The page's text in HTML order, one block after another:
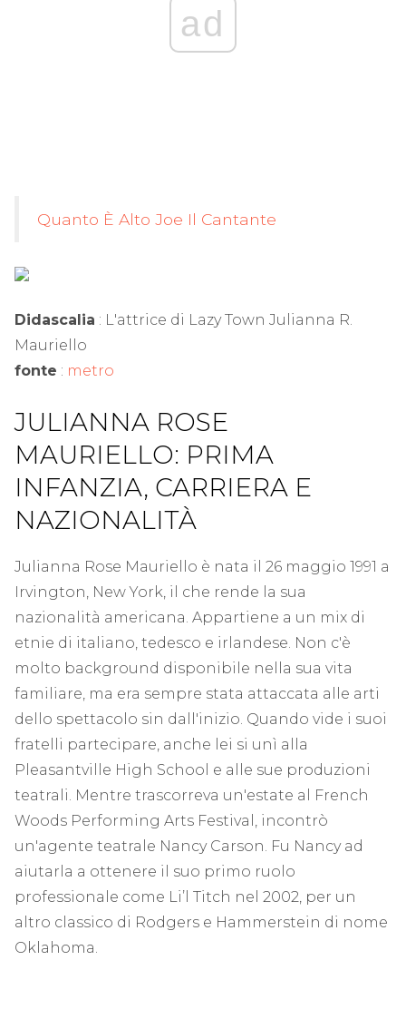
ad
Quanto È Alto Joe Il Cantante
Didascalia : L'attrice di Lazy Town Julianna R.
Mauriello
fonte : metro
JULIANNA ROSE
MAURIELLO: PRIMA
INFANZIA, CARRIERA E
NAZIONALITÀ
Julianna Rose Mauriello è nata il 26 maggio 1991 a
Irvington, New York, il che rende la sua
nazionalità americana. Appartiene a un mix di
etnie di italiano, tedesco e irlandese. Non c'è
molto background disponibile nella sua vita
familiare, ma era sempre stata attaccata alle arti
dello spettacolo sin dall'inizio. Quando vide i suoi
fratelli partecipare, anche lei si unì alla
Pleasantville High School e alle sue produzioni
teatrali. Mentre trascorreva un'estate al French
Woods Performing Arts Festival, incontrò
un'agente teatrale Nancy Carson. Fu Nancy ad
aiutarla a ottenere il suo primo ruolo
professionale come Li’l Titch nel 2002, per un
altro classico di Rodgers e Hammerstein di nome
Oklahoma.